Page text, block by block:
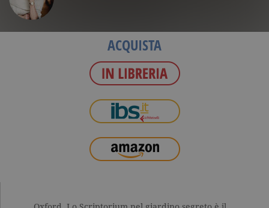
ACQUISTA